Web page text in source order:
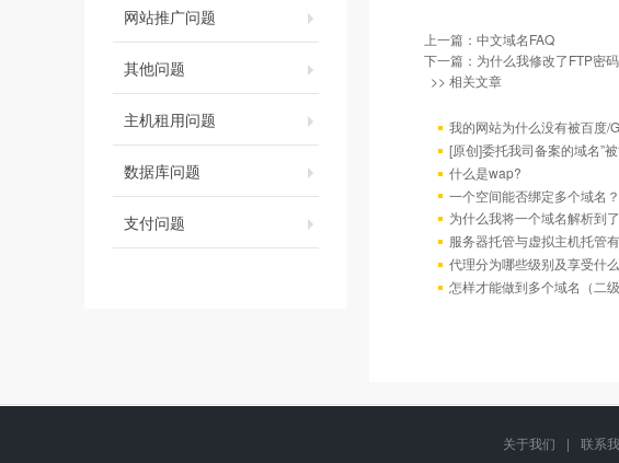
网站推广问题
其他问题
主机租用问题
数据库问题
支付问题
上一篇： 中文域名FAQ
下一篇： 为什么我修改了FTP密
>> 相关文章
我的网站为什么没有被百度/
[原创]委托我司备案的域名”
什么是wap?
一个空间能否绑定多个域名？
为什么我将一个域名解析到
服务器托管与虚拟主机托管
代理分为哪些级别及享受什
怎样才能做到多个域名（二
关于我们 | 联系